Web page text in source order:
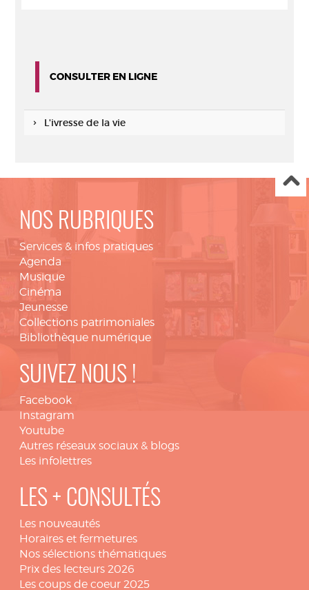
CONSULTER EN LIGNE
L'ivresse de la vie
NOS RUBRIQUES
Services & infos pratiques
Agenda
Musique
Cinéma
Jeunesse
Collections patrimoniales
Bibliothèque numérique
SUIVEZ NOUS !
Facebook
Instagram
Youtube
Autres réseaux sociaux & blogs
Les infolettres
LES + CONSULTÉS
Les nouveautés
Horaires et fermetures
Nos sélections thématiques
Prix des lecteurs 2026
Les coups de coeur 2025